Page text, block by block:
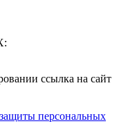
ссылка на сайт
персональных